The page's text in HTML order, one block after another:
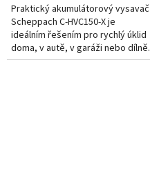
Praktický akumulátorový vysavač
Scheppach C-HVC150-X je
ideálním řešením pro rychlý úklid
doma, v autě, v garáži nebo dílně.
Se sacím výkonem 10 kPa si